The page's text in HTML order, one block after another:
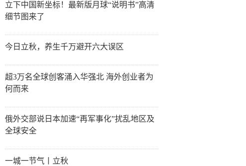
立下中国新坐标！最新版月球“说明书”高清
细节图来了
今日立秋，养生千万避开六大误区
超3万名全球创客涌入华强北 海外创业者为
何而来
俄外交部说日本加速“再军事化”扰乱地区及
全球安全
一城一节气丨立秋